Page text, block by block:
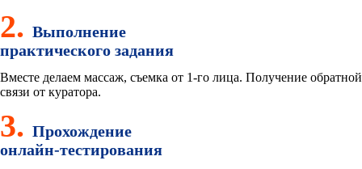
2. Выполнение
практического задания
Вместе делаем массаж, съемка от 1-го лица. Получение обратной
связи от куратора.
3. Прохождение
онлайн-тестирования